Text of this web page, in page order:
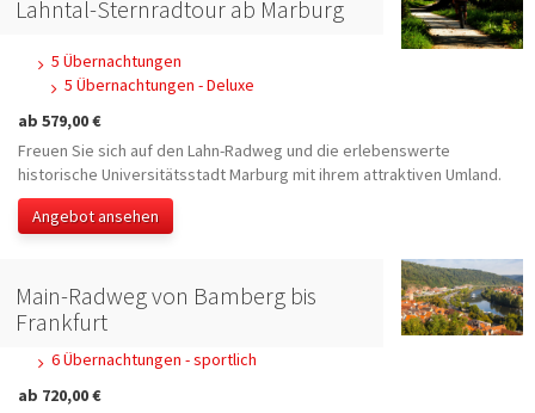
Lahntal-Sternradtour ab Marburg
5 Übernachtungen
5 Übernachtungen - Deluxe
ab 579,00 €
Freuen Sie sich auf den Lahn-Radweg und die erlebenswerte
historische Universitätsstadt Marburg mit ihrem attraktiven Umland.
Angebot ansehen
Main-Radweg von Bamberg bis
Frankfurt
6 Übernachtungen - sportlich
ab 720,00 €